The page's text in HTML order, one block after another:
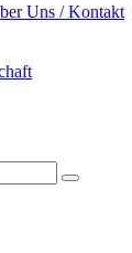
Uns / Kontakt